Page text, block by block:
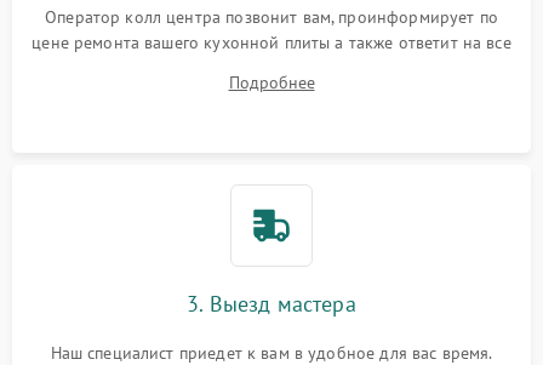
Оператор колл центра позвонит вам, проинформирует по
цене ремонта вашего кухонной плиты а также ответит на все
Подробнее
3. Выезд мастера
Наш специалист приедет к вам в удобное для вас время.